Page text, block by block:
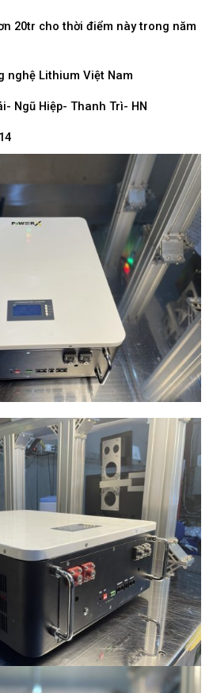
20tr cho thời điểm này trong năm
nghệ Lithium Việt Nam
Ngũ Hiệp- Thanh Trì- HN